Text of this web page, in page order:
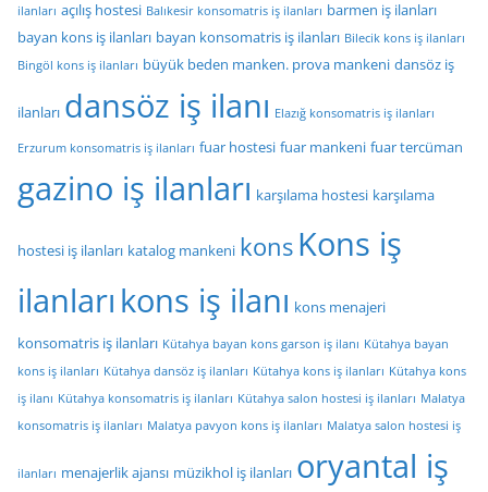
ilanları açılış hostesi Balıkesir konsomatris iş ilanları barmen iş ilanları
bayan kons iş ilanları bayan konsomatris iş ilanları Bilecik kons iş ilanları
Bingöl kons iş ilanları büyük beden manken. prova mankeni dansöz iş
ilanları dansöz iş ilanı Elazığ konsomatris iş ilanları
Erzurum konsomatris iş ilanları fuar hostesi fuar mankeni fuar tercüman
gazino iş ilanları karşılama hostesi karşılama
hostesi iş ilanları katalog mankeni kons Kons iş
ilanları kons iş ilanı kons menajeri
konsomatris iş ilanları Kütahya bayan kons garson iş ilanı Kütahya bayan
kons iş ilanları Kütahya dansöz iş ilanları Kütahya kons iş ilanları Kütahya kons
iş ilanı Kütahya konsomatris iş ilanları Kütahya salon hostesi iş ilanları Malatya
konsomatris iş ilanları Malatya pavyon kons iş ilanları Malatya salon hostesi iş
ilanları menajerlik ajansı müzikhol iş ilanları oryantal iş